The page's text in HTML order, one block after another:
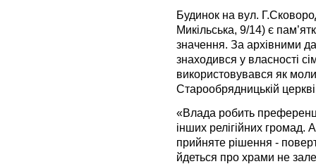
Будинок на вул.
Микільська, 9/14) є
значення. За архівними
знаходився у власності
використовувався як
Старообрядницькій
«Влада робить
інших релігійних
прийняте рішення -
йдеться про храми не